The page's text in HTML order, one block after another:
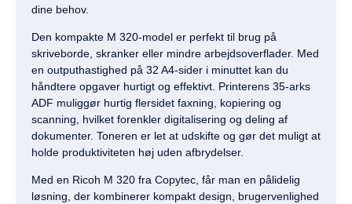
dine behov.
Den kompakte M 320-model er perfekt til brug på
skriveborde, skranker eller mindre arbejdsoverflader. Med
en outputhastighed på 32 A4-sider i minuttet kan du
håndtere opgaver hurtigt og effektivt. Printerens 35-arks
ADF muliggør hurtig flersidet faxning, kopiering og
scanning, hvilket forenkler digitalisering og deling af
dokumenter. Toneren er let at udskifte og gør det muligt at
holde produktiviteten høj uden afbrydelser.
Med en Ricoh M 320 fra Copytec, får man en pålidelig
løsning, der kombinerer kompakt design, brugervenlighed